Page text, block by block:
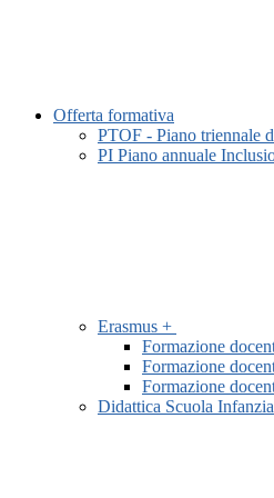
Offerta formativa
PTOF - Piano triennale
PI Piano annuale
Erasmus +
Formazione
Formazione
Formazione
Didattica Scuola Infanzia